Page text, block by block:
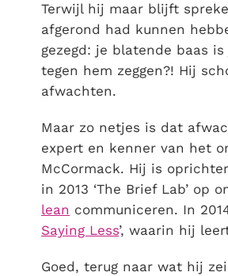
Terwijl hij maar blijft
afgerond had kunnen
gezegd: je blatende baas
tegen hem zeggen?! Hij
afwachten.
Maar zo netjes is dat
expert en kenner van het
McCormack. Hij is
in 2013 ‘The Brief Lab’
lean communiceren. In
Saying Less’, waarin hij
Goed, terug naar wat hij